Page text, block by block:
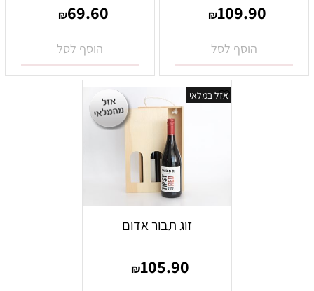
₪109.90
הוסף לסל
₪69.60
הוסף לסל
אזל במלאי
זוג תבור אדום
₪105.90